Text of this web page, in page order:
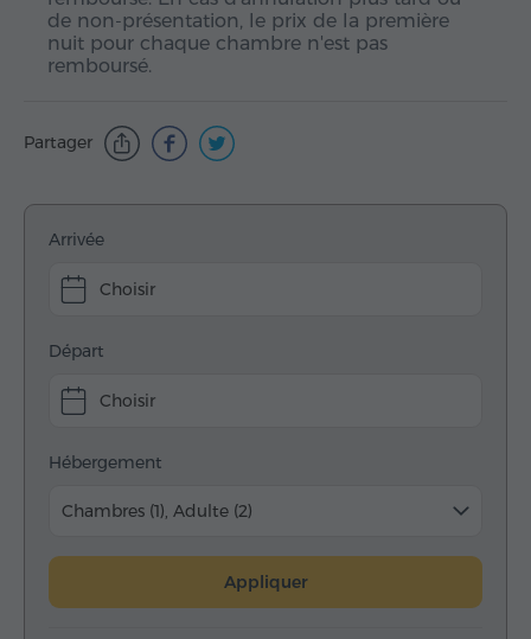
de non-présentation, le prix de la première
nuit pour chaque chambre n'est pas
remboursé.
Partager
Arrivée
Choisir
Départ
Choisir
Hébergement
Chambres (1), Adulte (2)
Appliquer